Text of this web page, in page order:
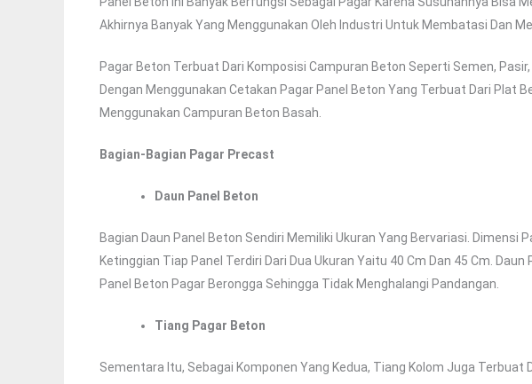
Akhirnya Banyak Yang Menggunakan Oleh Industri Untuk Membatasi Dan
Pagar Beton Terbuat Dari Komposisi Campuran Beton Seperti Semen,
Dengan Menggunakan Cetakan Pagar Panel Beton Yang Terbuat Dari Plat
Menggunakan Campuran Beton Basah.
Bagian-Bagian Pagar Precast
Daun Panel Beton
Bagian Daun Panel Beton Sendiri Memiliki Ukuran Yang Bervariasi. Dimensi
Ketinggian Tiap Panel Terdiri Dari Dua Ukuran Yaitu 40 Cm Dan 45 Cm.
Panel Beton Pagar Berongga Sehingga Tidak Menghalangi Pandangan.
Tiang Pagar Beton
Sementara Itu, Sebagai Komponen Yang Kedua, Tiang Kolom Juga